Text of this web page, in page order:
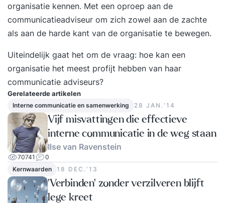
organisatie kennen. Met een oproep aan de
communicatieadviseur om zich zowel aan de zachte
als aan de harde kant van de organisatie te bewegen.
Uiteindelijk gaat het om de vraag: hoe kan een
organisatie het meest profijt hebben van haar
communicatie adviseurs?
Gerelateerde artikelen
Interne communicatie en samenwerking 28 JAN.‘14
Vijf misvattingen die effectieve
interne communicatie in de weg staan
Ilse van Ravenstein
70741
0
Kernwaarden
18 DEC.‘13
'Verbinden' zonder verzilveren blijft
lege kreet